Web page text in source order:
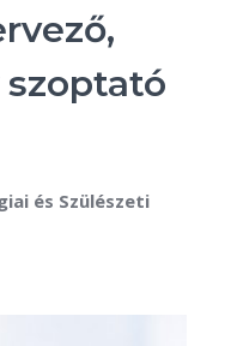
szoptató
és Szülészeti